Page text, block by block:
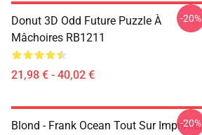
Donut 3D Odd Future Puzzle À
Mâchoires RB1211
21,98 € - 40,02 €
-20%
Blond - Frank Ocean Tout Sur Imprimer
-20%